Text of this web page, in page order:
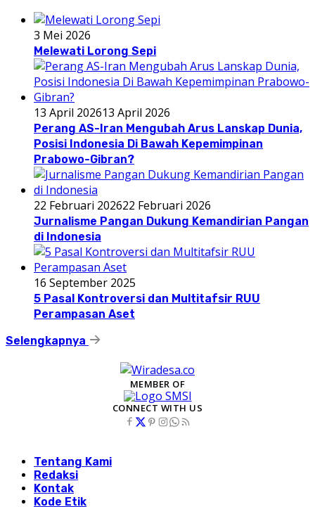
3 Mei 2026
Melewati Lorong Sepi
13 April 202613 April 2026
Perang AS-Iran Mengubah Arus Lanskap Dunia,
Posisi Indonesia Di Bawah Kepemimpinan
Prabowo-Gibran?
22 Februari 202622 Februari 2026
Jurnalisme Pangan Dukung Kemandirian Pangan
di Indonesia
16 September 2025
5 Pasal Kontroversi dan Multitafsir RUU
Perampasan Aset
Selengkapnya
MEMBER OF
CONNECT WITH US
Tentang Kami
Redaksi
Kontak
Kode Etik